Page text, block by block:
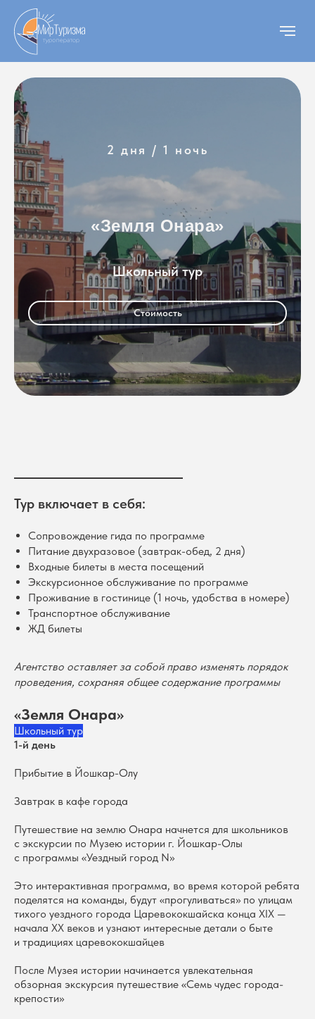
2 дня / 1 ночь
«Земля Онара»
Школьный тур
Стоимость
Тур включает в себя:
Сопровождение гида по программе
Питание двухразовое (завтрак-обед, 2 дня)
Входные билеты в места посещений
Экскурсионное обслуживание по программе
Проживание в гостинице (1 ночь, удобства в номере)
Транспортное обслуживание
ЖД билеты
Агентство оставляет за собой право изменять порядок
проведения, сохраняя общее содержание программы
«Земля Онара»
Школьный тур
1-й день
Прибытие в Йошкар-Олу
Завтрак в кафе города
Путешествие на землю Онара начнется для школьников
с экскурсии по Музею истории г. Йошкар-Олы
с программы «Уездный город N»
Это интерактивная программа, во время которой ребята
поделятся на команды, будут «прогуливаться» по улицам
тихого уездного города Царевококшайска конца XIX —
начала XX веков и узнают интересные детали о быте
и традициях царевококшайцев
После Музея истории начинается увлекательная
обзорная экскурсия путешествие «Семь чудес города-
крепости»